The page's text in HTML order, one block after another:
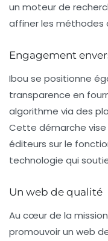
un moteur de
affiner les méthodes
Engagement
Ibou se positionne
transparence en
algorithme via des
Cette démarche vise
éditeurs sur le
technologie qui
Un web de qualité
Au cœur de la
promouvoir un web